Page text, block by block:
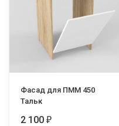
Фасад для ПММ 450
Тальк
2 100₽